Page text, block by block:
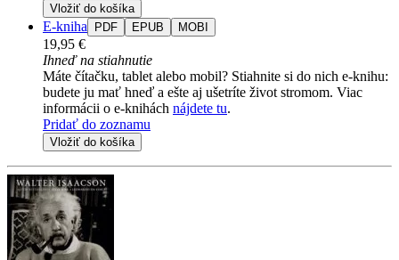
Vložiť do košíka
E-kniha PDF EPUB MOBI
19,95 €
Ihneď na stiahnutie
Máte čítačku, tablet alebo mobil? Stiahnite si do nich e-knihu:
budete ju mať hneď a ešte aj ušetríte život stromom. Viac
informácii o e-knihách nájdete tu.
Pridať do zoznamu
Vložiť do košíka